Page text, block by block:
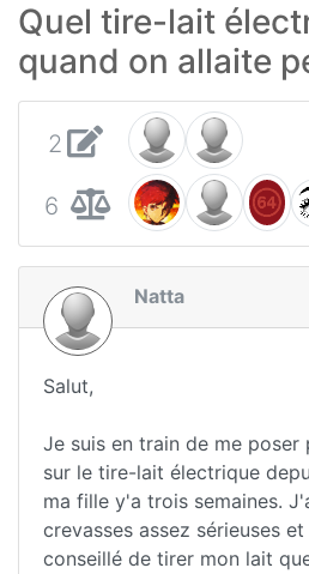
Quel tire-lait
quand on allaite
2
6
Natta
Salut,
Je suis en train de me poser
sur le tire-lait électrique
ma fille y'a trois semaines.
crevasses assez sérieuses
conseillé de tirer mon lait